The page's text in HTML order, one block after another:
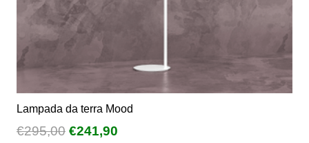
Lampada da terra Mood
€295,00 Il
€241,90